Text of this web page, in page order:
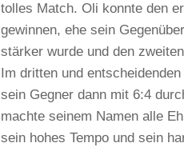
tolles Match. Oli konnte den
gewinnen, ehe sein
stärker wurde und den
Im dritten und
sein Gegner dann mit 6:4
machte seinem Namen alle
sein hohes Tempo und sein